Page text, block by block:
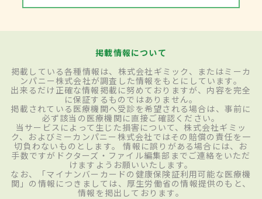
掲載情報について
掲載している各種情報は、株式会社ギミック、またはミーカ
ンパニー株式会社が調査した情報をもとにしています。
出来るだけ正確な情報掲載に努めておりますが、内容を完全
に保証するものではありません。
掲載されている医療機関へ受診を希望される場合は、事前に
必ず該当の医療機関に直接ご確認ください。
当サービスによって生じた損害について、株式会社ギミッ
ク、およびミーカンパニー株式会社ではその賠償の責任を一
切負わないものとします。 情報に誤りがある場合には、お
手数ですがドクターズ・ファイル編集部までご連絡をいただ
けますようお願いいたします。
なお、「マイナンバーカードの健康保険証利用可能な医療機
関」の情報につきましては、厚生労働省の情報提供のもと、
情報を掲出しております。